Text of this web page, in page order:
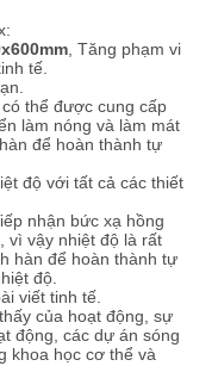
, Tăng phạm vi
tế.
thể được cung cấp
làm nóng và làm mát
để hoàn thành tự
độ với tất cả các thiết
nhận bức xạ hồng
vì vậy nhiệt độ là rất
hàn để hoàn thành tự
độ.
viết tinh tế.
của hoạt động, sự
động, các dự án sóng
khoa học cơ thể và